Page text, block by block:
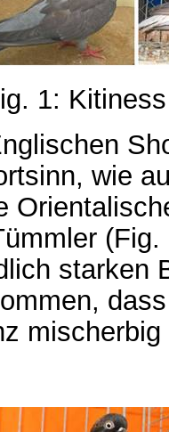
1:
wie
starken